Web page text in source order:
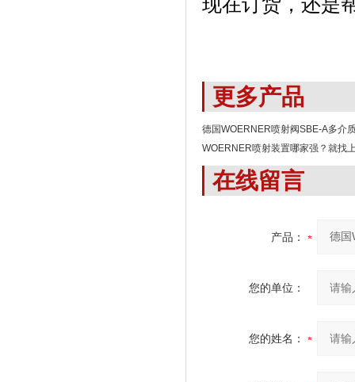
更多产品
德国WOERNER喷射阀SBE-A多介
WOERNER喷射装置哪家强？就找
在线留言
产品：
您的单位：
您的姓名：